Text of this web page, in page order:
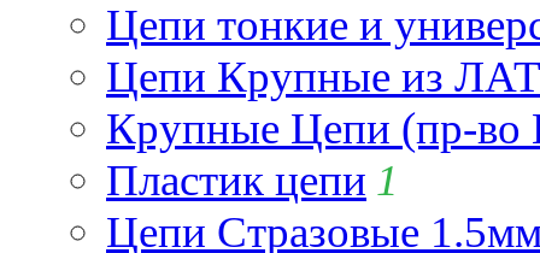
Цепи тонкие и
Цепи Крупные из
Крупные Цепи (пр-во
Пластик цепи 1
Цепи Стразовые